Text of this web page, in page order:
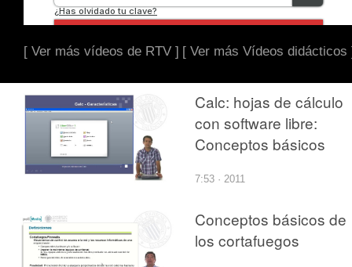
[ Ver más vídeos de RTV ] [ Ver más Vídeos didácticos
Calc: hojas de cálculo
con software libre:
Conceptos básicos
7:53 · 2011
Conceptos básicos de
los cortafuegos